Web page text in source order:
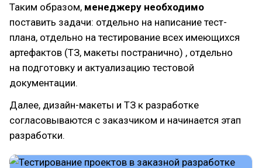
Таким образом, менеджеру необходимо
поставить задачи: отдельно на написание тест-
плана, отдельно на тестирование всех имеющихся
артефактов (ТЗ, макеты постранично) , отдельно
на подготовку и актуализацию тестовой
документации.
Далее, дизайн-макеты и ТЗ к разработке
согласовываются с заказчиком и начинается этап
разработки.